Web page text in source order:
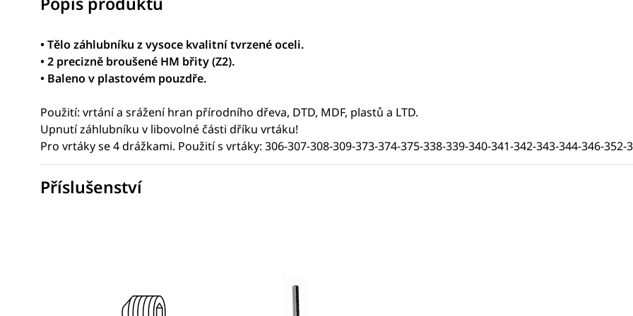
• Tělo záhlubníku z vysoce kvalitní tvrzené oceli.
• 2 precizně broušené HM břity (Z2).
• Baleno v plastovém pouzdře.
Použití: vrtání a srážení hran přírodního dřeva, DTD, MDF, plastů a LTD.
Upnutí záhlubníku v libovolné části dříku vrtáku!
Pro vrtáky se 4 drážkami. Použití s vrtáky: 306-307-308-309-373-374-375-338-339-340-341-342-343-344-346-352-
Příslušenství